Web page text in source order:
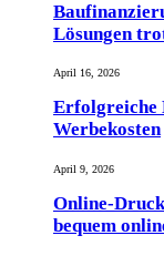
Lösungen
April 16, 2026
Erfolgreiche
Werbekosten
April 9, 2026
Online-
bequem